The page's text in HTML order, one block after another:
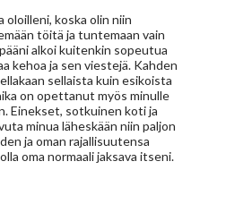
koska olin niin
töitä ja tuntemaan vain
alkoi kuitenkin sopeutua
kehoa ja sen viestejä. Kahden
sellaista kuin esikoista
on opettanut myös minulle
Einekset, sotkuinen koti ja
minua läheskään niin paljon
ja oman rajallisuutensa
oma normaali jaksava itseni.